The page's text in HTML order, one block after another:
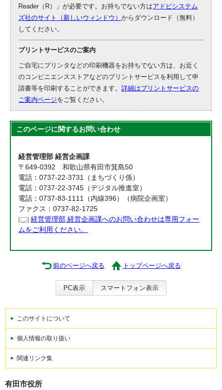
Reader（R）」が必要です。お持ちでない方はアドビシステム
ズ社のサイト（新しいウィンドウ）からダウンロード（無料）
してください。
プリントサービスのご案内
ご自宅にプリンタなどの印刷機器をお持ちでない方は、お近く
のコンビニエンスストアなどのプリントサービスを利用して申
請書等を印刷することができます。詳細はプリントサービスの
ご案内ページをご覧ください。
このページに関するお問い合わせ
経営管理部 経営企画課
〒649-0392 和歌山県有田市箕島50
電話：0737-22-3731（まちづくり係）
電話：0737-22-3745（デジタル推進室）
電話：0737-83-1111（内線396）（病院企画室）
ファクス：0737-82-1725
経営管理部 経営企画課へのお問い合わせは専用フォー
ムをご利用ください。
前のページへ戻る トップページへ戻る
PC表示 スマートフォン表示
このサイトについて
個人情報の取り扱い
関連リンク集
有田市役所